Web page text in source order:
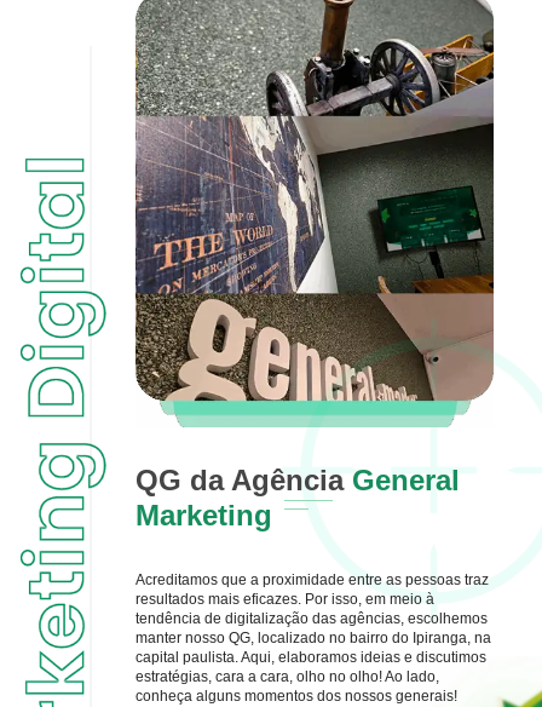
QG da Agência General
Marketing
Acreditamos que a proximidade entre as pessoas traz
resultados mais eficazes. Por isso, em meio à
tendência de digitalização das agências, escolhemos
manter nosso QG, localizado no bairro do Ipiranga, na
capital paulista. Aqui, elaboramos ideias e discutimos
estratégias, cara a cara, olho no olho! Ao lado,
conheça alguns momentos dos nossos generais!